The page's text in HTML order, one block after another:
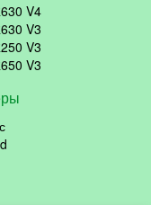
V4
V3
V3
V3